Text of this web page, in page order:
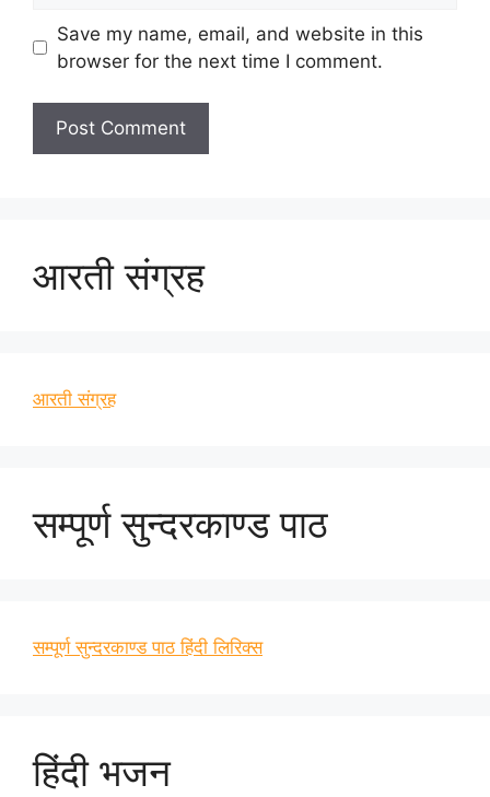
Save my name, email, and website in this
browser for the next time I comment.
आरती संग्रह
आरती संग्रह
सम्पूर्ण सुन्दरकाण्ड पाठ
सम्पूर्ण सुन्दरकाण्ड पाठ हिंदी लिरिक्स
हिंदी भजन